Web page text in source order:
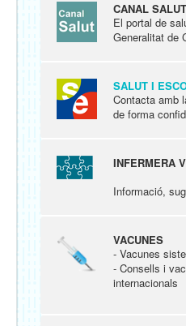
CANAL SALUT
El portal de
Generalitat de
SALUT I
Contacta amb
de forma
INFERMERA
Informació,
VACUNES
- Vacunes
- Consells i
internacionals